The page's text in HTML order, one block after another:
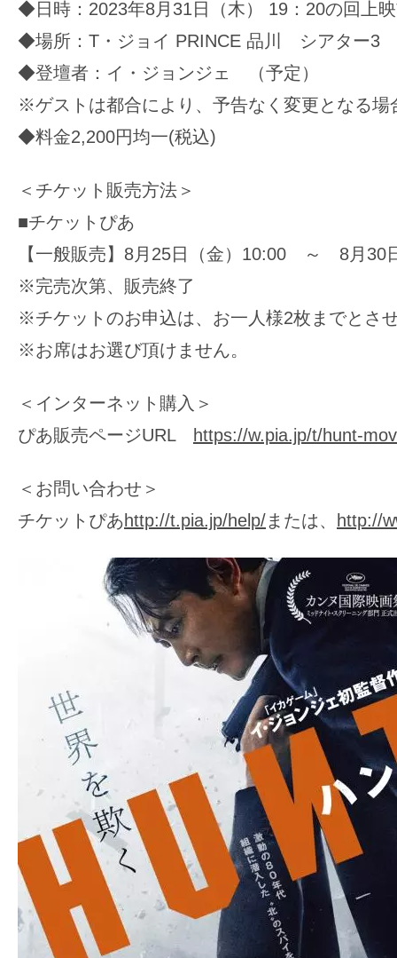
◆日時：2023年8月31日（木） 19：20の回上
◆場所：T・ジョイ PRINCE 品川 シアター3
◆登壇者：イ・ジョンジェ （予定）
※ゲストは都合により、予告なく変更となる場
◆料金2,200円均一(税込)
＜チケット販売方法＞
■チケットぴあ
【一般販売】8月25日（金）10:00 ～ 8月30
※完売次第、販売終了
※チケットのお申込は、お一人様2枚までとさ
※お席はお選び頂けません。
＜インターネット購入＞
ぴあ販売ページURL
https://w.pia.jp/t/hunt-
＜お問い合わせ＞
チケットぴあhttp://t.pia.jp/help/または、 http://